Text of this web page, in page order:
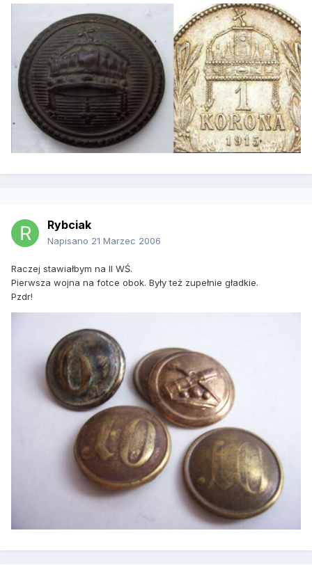
Rybciak
Napisano 21 Marzec 2006
Raczej stawiałbym na II WŚ.
Pierwsza wojna na fotce obok. Były też zupełnie gładkie.
Pzdr!